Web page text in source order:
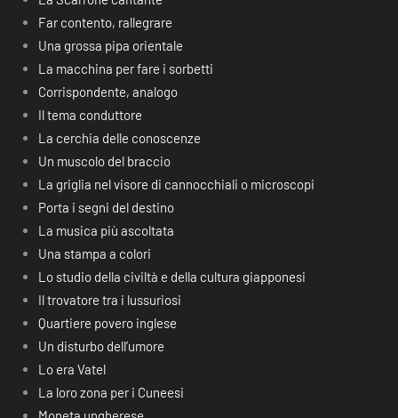
Far contento, rallegrare
Una grossa pipa orientale
La macchina per fare i sorbetti
Corrispondente, analogo
Il tema conduttore
La cerchia delle conoscenze
Un muscolo del braccio
La griglia nel visore di cannocchiali o microscopi
Porta i segni del destino
La musica più ascoltata
Una stampa a colori
Lo studio della civiltà e della cultura giapponesi
Il trovatore tra i lussuriosi
Quartiere povero inglese
Un disturbo dell’umore
Lo era Vatel
La loro zona per i Cuneesi